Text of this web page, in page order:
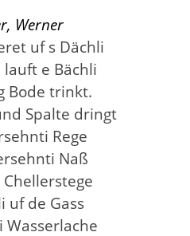
Werner
uf s Dächli
e Bächli
Bode trinkt.
Spalte dringt
Rege
Naß
uf de Gass
Wasserlache